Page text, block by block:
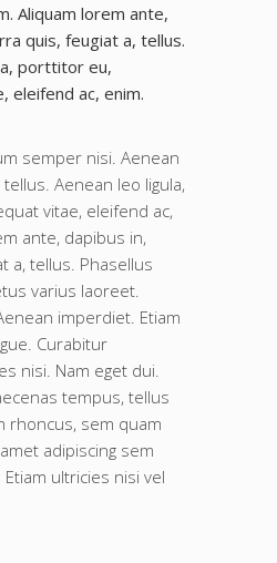
Aliquam lorem ante,
quis, feugiat a, tellus.
porttitor eu,
eleifend ac, enim.
semper nisi. Aenean
Aenean leo ligula,
vitae, eleifend ac,
ante, dapibus in,
a, tellus. Phasellus
varius laoreet.
imperdiet. Etiam
Curabitur
nisi. Nam eget dui.
tempus, tellus
rhoncus, sem quam
adipiscing sem
ultricies nisi vel